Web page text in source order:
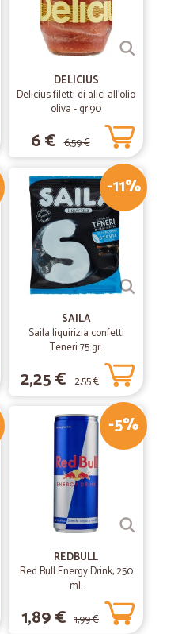
DELICIUS
Delicius filetti di alici all'olio
oliva - gr.90
6 € 6,59 €
-11%
SAILA
Saila liquirizia confetti
Teneri 75 gr.
2,25 € 2,55 €
-5%
REDBULL
Red Bull Energy Drink, 250
ml.
1,89 € 1,99 €